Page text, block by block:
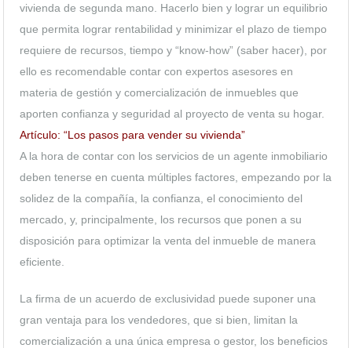
vivienda de segunda mano. Hacerlo bien y lograr un equilibrio
que permita lograr rentabilidad y minimizar el plazo de tiempo
requiere de recursos, tiempo y “know-how” (saber hacer), por
ello es recomendable contar con expertos asesores en
materia de gestión y comercialización de inmuebles que
aporten confianza y seguridad al proyecto de venta su hogar.
Artículo: “Los pasos para vender su vivienda”
A la hora de contar con los servicios de un agente inmobiliario
deben tenerse en cuenta múltiples factores, empezando por la
solidez de la compañía, la confianza, el conocimiento del
mercado, y, principalmente, los recursos que ponen a su
disposición para optimizar la venta del inmueble de manera
eficiente.
La firma de un acuerdo de exclusividad puede suponer una
gran ventaja para los vendedores, que si bien, limitan la
comercialización a una única empresa o gestor, los beneficios